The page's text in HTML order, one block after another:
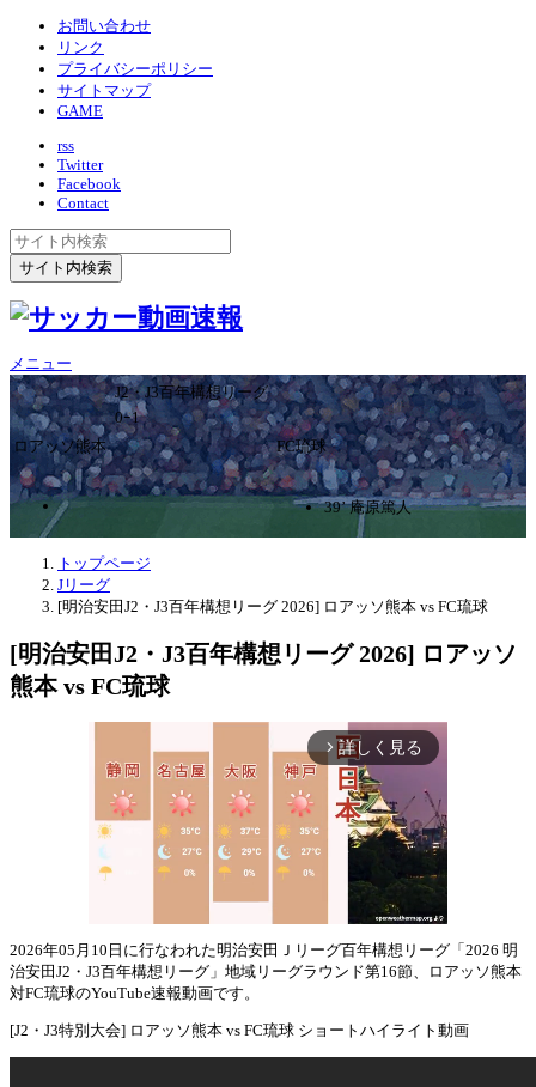
お問い合わせ
リンク
プライバシーポリシー
サイトマップ
GAME
rss
Twitter
Facebook
Contact
メニュー
J2・J3百年構想リーグ
0ｰ1
ロアッソ熊本
FC琉球
39’ 庵原篤人
トップページ
Jリーグ
[明治安田J2・J3百年構想リーグ 2026] ロアッソ熊本 vs FC琉球
[明治安田J2・J3百年構想リーグ 2026] ロアッソ
熊本 vs FC琉球
arrow_forward_ios 詳しく見る
2026年05月10日に行なわれた明治安田Ｊリーグ百年構想リーグ「2026 明
治安田J2・J3百年構想リーグ」地域リーグラウンド第16節、ロアッソ熊本
対FC琉球のYouTube速報動画です。
[J2・J3特別大会] ロアッソ熊本 vs FC琉球 ショートハイライト動画